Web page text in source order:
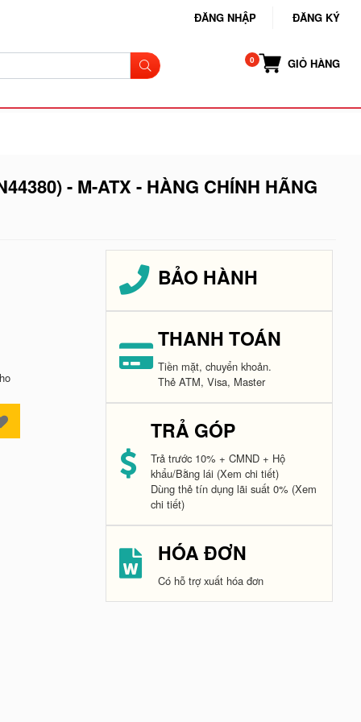
ĐĂNG NHẬP ĐĂNG KÝ
GIỎ HÀNG
- M-ATX - HÀNG CHÍNH HÃNG
BẢO HÀNH
THANH TOÁN
Tiền mặt, chuyển khoản.
Thẻ ATM, Visa, Master
TRẢ GÓP
Trả trước 10% + CMND + Hộ
khẩu/Bằng lái (Xem chi tiết)
Dùng thẻ tín dụng lãi suất 0% (Xem
chi tiết)
HÓA ĐƠN
Có hỗ trợ xuất hóa đơn